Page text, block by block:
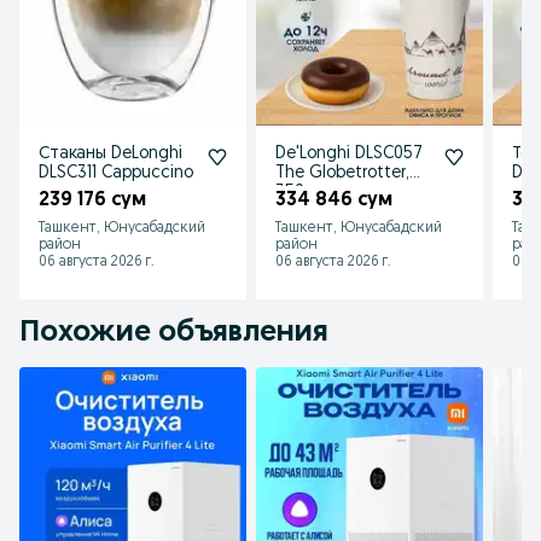
Стаканы DeLonghi
DLSC311 Cappuccino
239 176 сум
Ташкент, Юнусабадский
район
06 августа 2026 г.
De'Longhi DLSC057
The Globetrotter,
350 мл
334 846 сум
Ташкент, Юнусабадский
район
06 августа 2026 г.
06
Похожие объявления